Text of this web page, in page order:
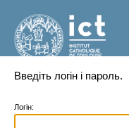
d’Authentification
Введіть логін і пароль.
Логін: